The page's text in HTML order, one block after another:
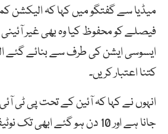
میڈیا سے گفتگو میں کہا کہ
فیصلے کو محفوظ کیا وہ بھی غیر
ایسوسی ایشن کی طرف سے بنائے گئے
کتنا اعتبار کریں۔
انہوں نے کہا کہ آئین کے تحت پی ٹی آئی
جانا ہے اور 10 دن ہو گئے ابھی